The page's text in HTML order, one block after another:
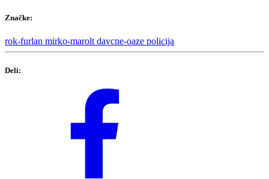
Značke:
rok-furlan mirko-marolt davcne-oaze policija
Deli: